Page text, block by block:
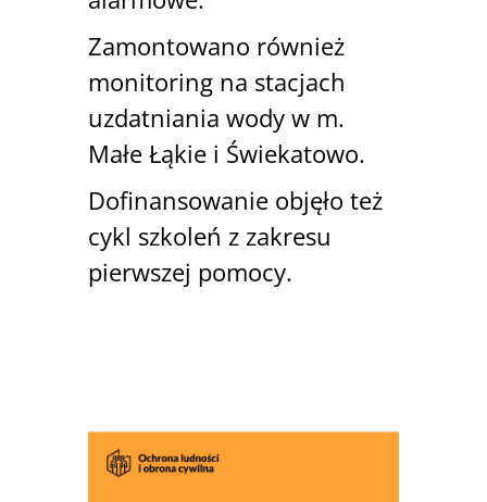
Zamontowano również
monitoring na stacjach
uzdatniania wody w m.
Małe Łąkie i Świekatowo.
Dofinansowanie objęło też
cykl szkoleń z zakresu
pierwszej pomocy.